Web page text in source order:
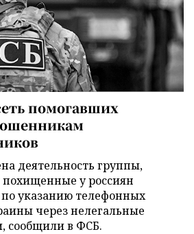
помогавших
деятельность группы,
у россиян
по указанию телефонных
через нелегальные
сообщили в ФСБ.